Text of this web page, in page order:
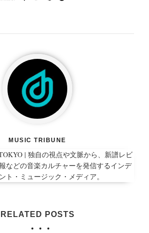
MUSIC TRIBUNE
| 独自の視点や文脈から、新譜レビ
などの音楽カルチャーを発信するインデ
ト・ミュージック・メディア。
RELATED POSTS